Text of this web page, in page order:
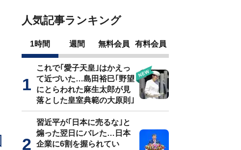
人気記事ランキング
1時間 週間 無料会員 有料会員
これで｢愛子天皇｣はかえっ
て近づいた…島田裕巳｢野望
にとらわれた麻生太郎が見
落とした皇室典範の大原則｣
習近平が｢日本に売るな｣と
煽った翌日にバレた…日本
企業に6割を握られてい